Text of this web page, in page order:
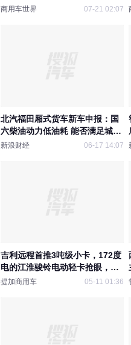
商用车世界 07-21 02:07
北汽福田厢式货车新车申报：国
六柴油动力低油耗 能否满足城配
运输需求？
新浪财经 06-17 14:07
吉利远程首推3吨级小卡，172度
电的江淮骏铃电动轻卡抢眼，
2026年4月期公示N类中/轻/微卡
提加商用车 05-11 01:36